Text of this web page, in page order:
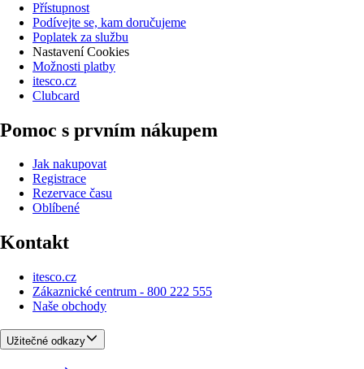
Přístupnost
Podívejte se, kam doručujeme
Poplatek za službu
Nastavení Cookies
Možnosti platby
itesco.cz
Clubcard
Pomoc s prvním nákupem
Jak nakupovat
Registrace
Rezervace času
Oblíbené
Kontakt
itesco.cz
Zákaznické centrum - 800 222 555
Naše obchody
Užitečné odkazy